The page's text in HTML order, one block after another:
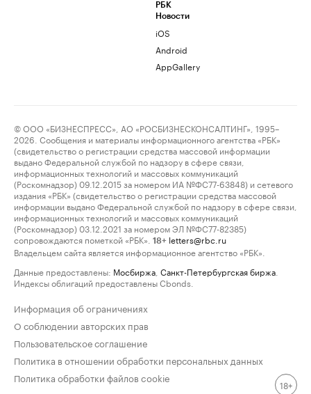
РБК
Новости
iOS
Android
AppGallery
© ООО «БИЗНЕСПРЕСС», АО «РОСБИЗНЕСКОНСАЛТИНГ», 1995–
2026. Сообщения и материалы информационного агентства «РБК»
(свидетельство о регистрации средства массовой информации
выдано Федеральной службой по надзору в сфере связи,
информационных технологий и массовых коммуникаций
(Роскомнадзор) 09.12.2015 за номером ИА №ФС77-63848) и сетевого
издания «РБК» (свидетельство о регистрации средства массовой
информации выдано Федеральной службой по надзору в сфере связи,
информационных технологий и массовых коммуникаций
(Роскомнадзор) 03.12.2021 за номером ЭЛ №ФС77-82385)
сопровождаются пометкой «РБК».
18+ letters@rbc.ru
Владельцем сайта является информационное агентство «РБК».
Данные предоставлены: Мосбиржа Санкт-Петербургская биржа
Индексы облигаций предоставлены Cbonds.
Информация об ограничениях
О соблюдении авторских прав
Пользовательское соглашение
Политика в отношении обработки персональных данных
Политика обработки файлов cookie
18+